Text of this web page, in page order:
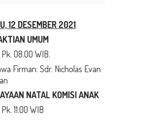
12 DESEMBER 2021
UMUM
08.00 WIB.
Firman: Sdr. Nicholas Evan
NATAL KOMISI ANAK
11.00 WIB